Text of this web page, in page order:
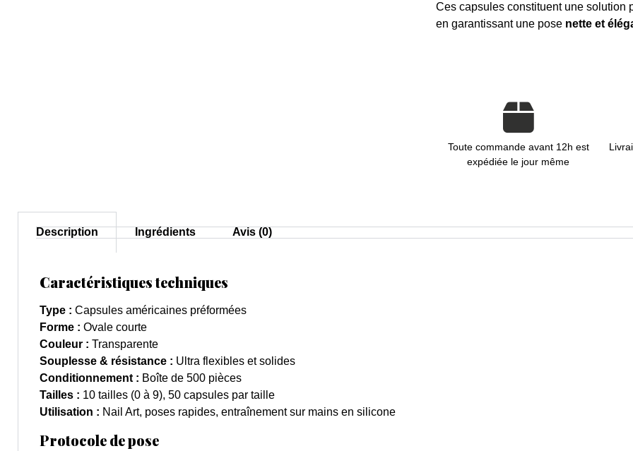
Ces capsules constituent une solution
en garantissant une pose nette et
Toute commande avant 12h est
expédiée le jour même
Description Ingrédients Avis (0)
Caractéristiques techniques
Type : Capsules américaines préformées
Forme : Ovale courte
Couleur : Transparente
Souplesse & résistance : Ultra flexibles et solides
Conditionnement : Boîte de 500 pièces
Tailles : 10 tailles (0 à 9), 50 capsules par taille
Utilisation : Nail Art, poses rapides, entraînement sur mains en silicone
Protocole de pose